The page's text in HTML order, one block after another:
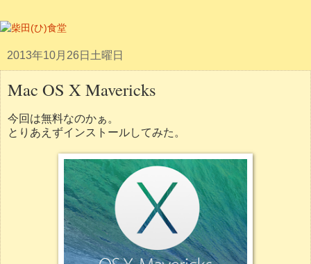
2013年10月26日土曜日
Mac OS X Mavericks
今回は無料なのかぁ。
とりあえずインストールしてみた。